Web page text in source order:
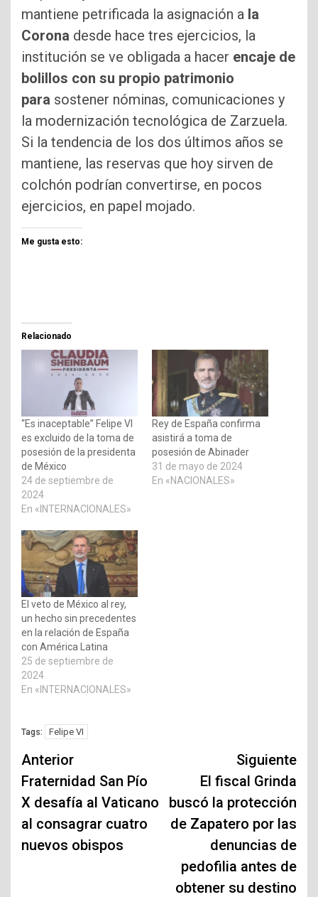
mantiene petrificada la asignación a la
Corona desde hace tres ejercicios, la
institución se ve obligada a hacer encaje de
bolillos con su propio patrimonio
para sostener nóminas, comunicaciones y
la modernización tecnológica de Zarzuela.
Si la tendencia de los dos últimos años se
mantiene, las reservas que hoy sirven de
colchón podrían convertirse, en pocos
ejercicios, en papel mojado.
Me gusta esto:
Relacionado
“Es inaceptable” Felipe VI
es excluido de la toma de
posesión de la presidenta
de México
24 de septiembre de
2024
En «INTERNACIONALES»
Rey de España confirma
asistirá a toma de
posesión de Abinader
31 de mayo de 2024
En «NACIONALES»
El veto de México al rey,
un hecho sin precedentes
en la relación de España
con América Latina
25 de septiembre de
2024
En «INTERNACIONALES»
Tags: Felipe VI
Navegación
de
entradas
Anterior
Fraternidad San Pío
X desafía al Vaticano
al consagrar cuatro
nuevos obispos
Siguiente
El fiscal Grinda
buscó la protección
de Zapatero por las
denuncias de
pedofilia antes de
obtener su destino